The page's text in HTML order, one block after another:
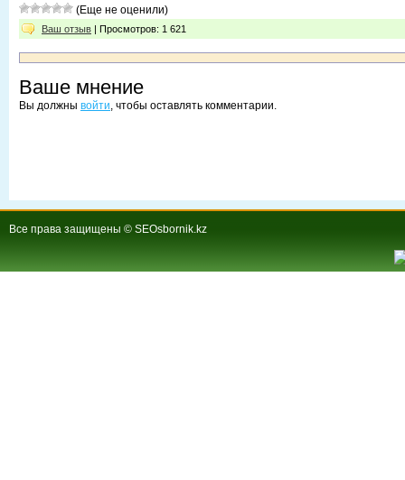
(Еще не оценили)
Ваш отзыв | Просмотров: 1 621
Ваше мнение
Вы должны войти, чтобы оставлять комментарии.
Все права защищены © SEOsbornik.kz